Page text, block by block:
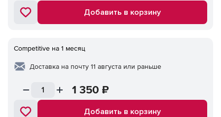
Добавить в корзину
Competitive на 1 месяц
Доставка на почту 11 августа или раньше
1 350 ₽
Добавить в корзину